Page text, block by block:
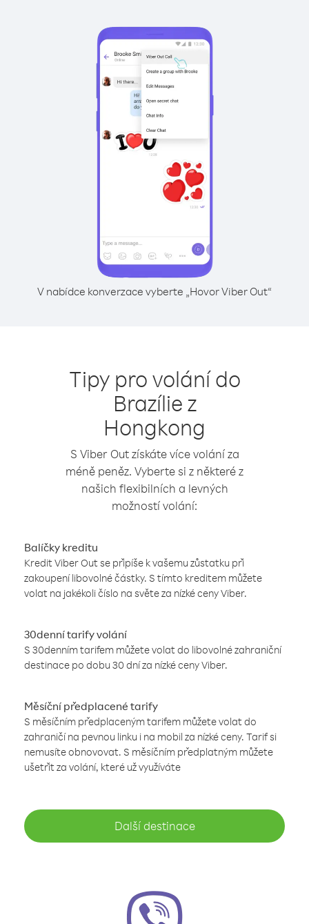
V nabídce konverzace vyberte „Hovor Viber Out“
Tipy pro volání do
Brazílie z
Hongkong
S Viber Out získáte více volání za
méně peněz. Vyberte si z některé z
našich flexibilních a levných
možností volání:
Balíčky kreditu
Kredit Viber Out se připíše k vašemu zůstatku při
zakoupení libovolné částky. S tímto kreditem můžete
volat na jakékoli číslo na světe za nízké ceny Viber.
30denní tarify volání
S 30denním tarifem můžete volat do libovolné zahraniční
destinace po dobu 30 dní za nízké ceny Viber.
Měsíční předplacené tarify
S měsíčním předplaceným tarifem můžete volat do
zahraničí na pevnou linku i na mobil za nízké ceny. Tarif si
nemusíte obnovovat. S měsíčním předplatným můžete
ušetřit za volání, které už využíváte
Další destinace